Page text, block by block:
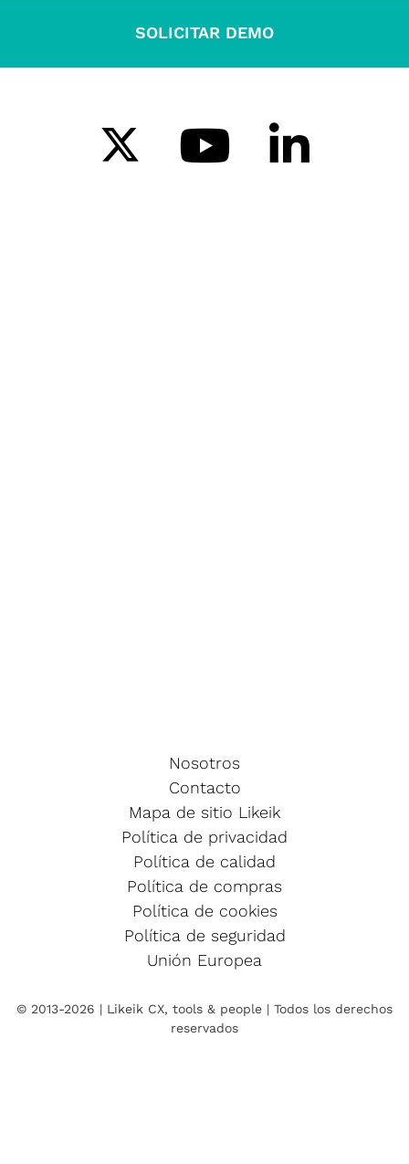
SOLICITAR DEMO
Nosotros
Contacto
Mapa de sitio Likeik
Política de privacidad
Política de calidad
Política de compras
Política de cookies
Política de seguridad
Unión Europea
© 2013-2026 | Likeik CX, tools & people | Todos los derechos
reservados